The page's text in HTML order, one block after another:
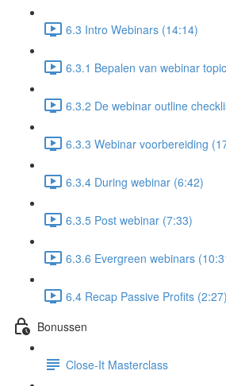
6.3 Intro Webinars (14:14)
6.3.1 Bepalen van webinar
6.3.2 De webinar outline
6.3.3 Webinar voorbereiding
6.3.4 During webinar (6:42)
6.3.5 Post webinar (7:33)
6.3.6 Evergreen webinars
6.4 Recap Passive Profits (2:27)
Bonussen
Close-It Masterclass